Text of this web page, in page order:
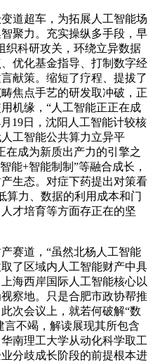
超车，为拓展人工智能场
聚力。充实操纵多手段，早
织科研攻关，环绕立异数据
优化基金指导、打制数字经
献策。缩短了疗程、提拔了
焦点手艺的研发取冲破，正
机缘，“人工智能正正在成
19日，沈阳人工智能计较核
工智能公共算力立异平
在成为新质出产力的引擎之
能+智能制制”等融合成长，
生态。对症下药提出对策看
算力、数据的利用成本和门
才培育等方面存正在的坚
道，“虽然北杨人工智能
了区域内人工智能财产中具
海西岸国际人工智能核心以
察地。只是合肥市政协帮推
次会议上，就若何破解“数
言不竭，解读展现其所包含
南理工大学从动化科学取工
分歧成长阶段的前提根本进